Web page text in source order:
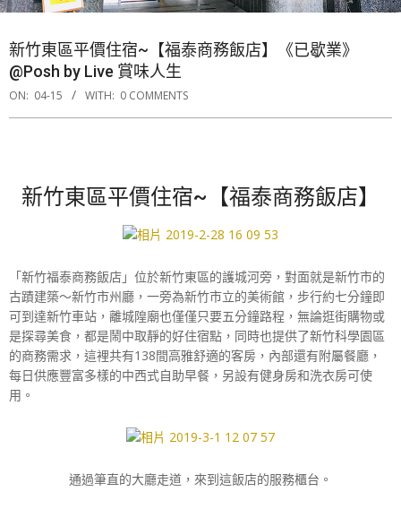
新竹東區平價住宿~【福泰商務飯店】《已歇業》
@Posh by Live 賞味人生
ON: 04-15 WITH: 0 COMMENTS
新竹東區平價住宿~【福泰商務飯店】
「新竹福泰商務飯店」位於新竹東區的護城河旁，對面就是新竹市的
古蹟建築〜新竹市州廳，一旁為新竹市立的美術館，步行約七分鐘即
可到達新竹車站，離城隍廟也僅僅只要五分鐘路程，無論逛街購物或
是探尋美食，都是鬧中取靜的好住宿點，同時也提供了新竹科學園區
的商務需求，這裡共有138間高雅舒適的客房，內部還有附屬餐廳，
每日供應豐富多樣的中西式自助早餐，另設有健身房和洗衣房可使
用。
通過筆直的大廳走道，來到這飯店的服務櫃台。